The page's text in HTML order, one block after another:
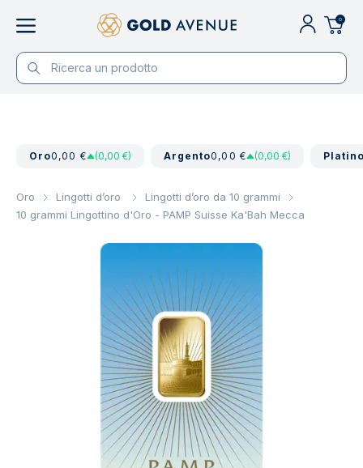
0
Oro0,00 € (0,00 €) Argento0,00 € (0,00 €)
Oro Lingotti d’oro
Lingotti d’oro da 10 grammi
10 grammi Lingottino d'Oro - PAMP Suisse Ka'Bah Mecca